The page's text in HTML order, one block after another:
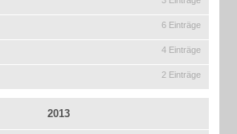
6 Einträge
4 Einträge
2 Einträge
2013